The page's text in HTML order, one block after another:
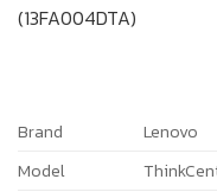
(13FA004DTA)
Brand
Lenovo
Model